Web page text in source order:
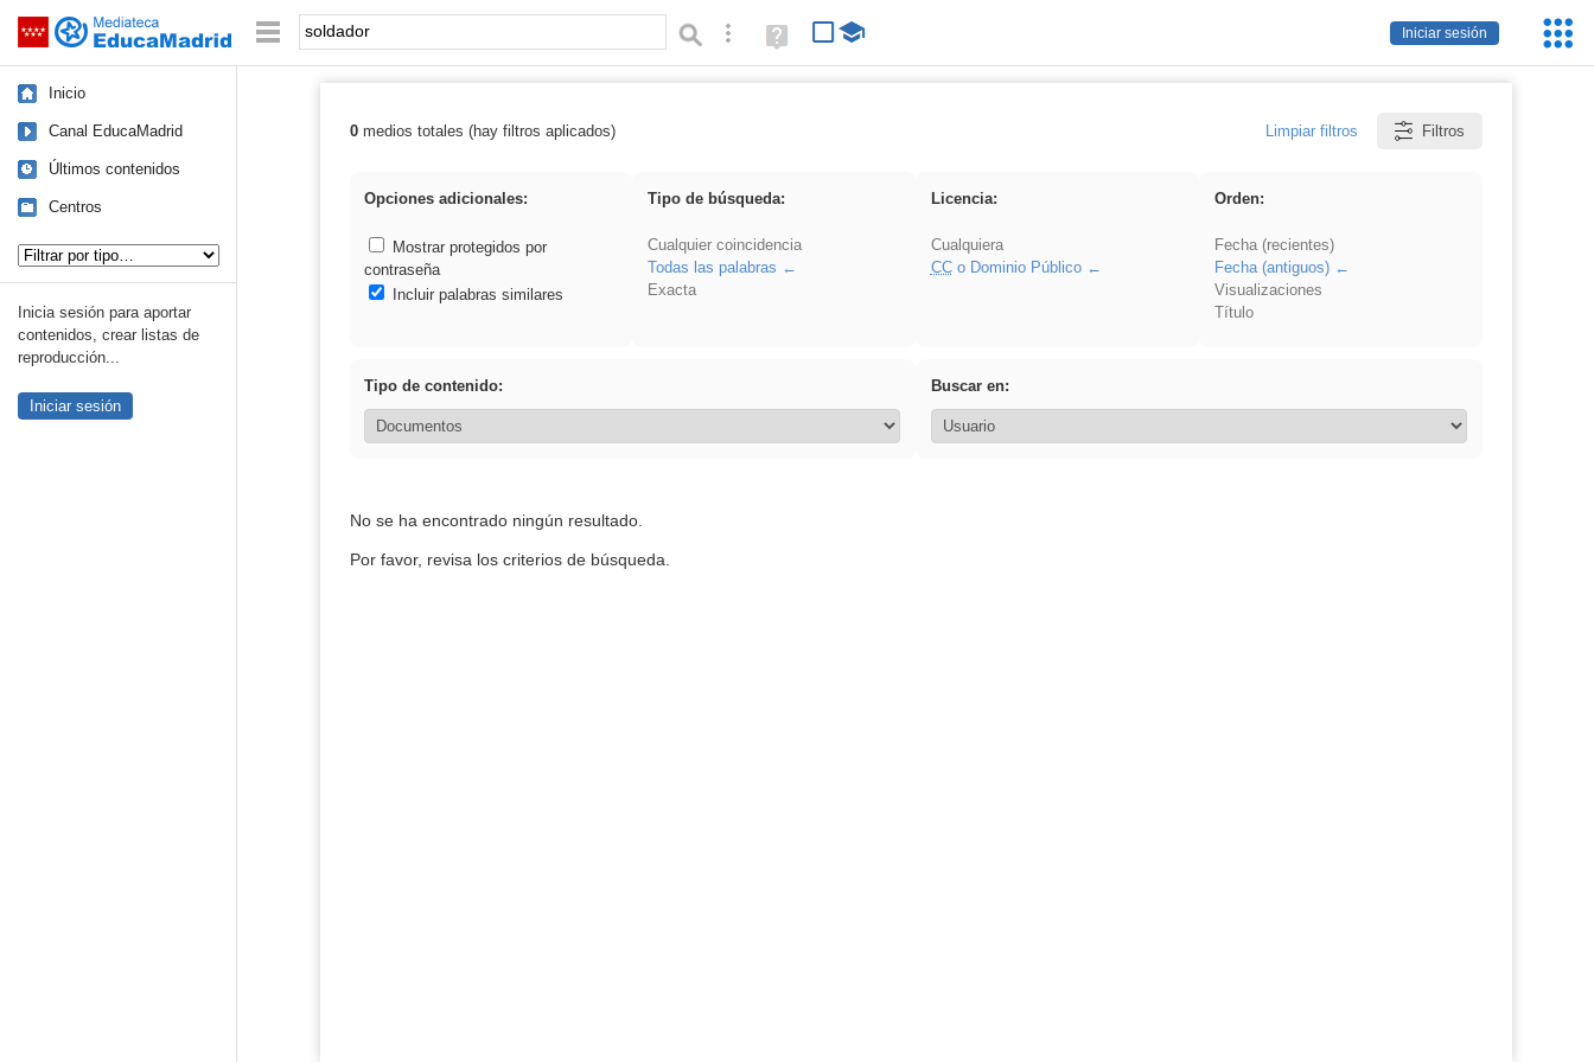
Saltar navegación
Iniciar sesión
Palabra o frase: Búsqueda avanzada
Ayuda
(en
Inicio
Canal EducaMadrid
Últimos contenidos
Centros
Inicia sesión para aportar
contenidos, crear listas de
reproducción...
Iniciar sesión
Resultados de: soldador
0medios totales (hay filtros aplicados) Limpiar filtros Filtros
Opciones adicionales:
Mostrar protegidos por
contraseña
Incluir palabras similares
Tipo de búsqueda:
Cualquier coincidencia
Todas las palabras
Exacta
Licencia:
Cualquiera
CCo Dominio Público
Orden:
Fecha (recientes)
Fecha (antiguos)
Visualizaciones
Título
Tipo de contenido: Buscar en:
No se ha encontrado ningún resultado.
Por favor, revisa los criterios de búsqueda.